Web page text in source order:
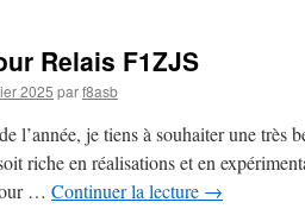
Relais F1ZJS
2025 parf8asb
l’année, je tiens à souhaiter une très
riche en réalisations et en
… Continuer la lecture →